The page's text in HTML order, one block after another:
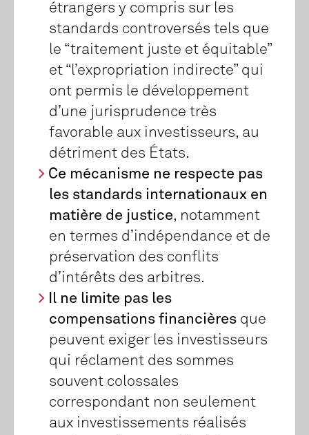
étrangers y compris sur les
standards controversés tels que
le “traitement juste et équitable”
et “l’expropriation indirecte” qui
ont permis le développement
d’une jurisprudence très
favorable aux investisseurs, au
détriment des États.
Ce mécanisme ne respecte pas
les standards internationaux en
matière de justice, notamment
en termes d’indépendance et de
préservation des conflits
d’intérêts des arbitres.
Il ne limite pas les
compensations financièresque
peuvent exiger les investisseurs
qui réclament des sommes
souvent colossales
correspondant non seulement
aux investissements réalisés